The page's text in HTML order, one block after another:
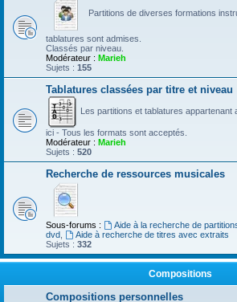
Partitions de diverses formations
tablatures sont admises.
Classés par niveau.
Modérateur : Marieh
Sujets : 155
Tablatures classées par titre et niveau
Les partitions et tablatures appartenant
ici - Tous les formats sont acceptés.
Modérateur : Marieh
Sujets : 520
Recherche de ressources musicales
Sous-forums : Aide à la recherche de
dvd
Aide à recherche de titres avec extraits
Sujets : 332
Compositions
Compositions personnelles